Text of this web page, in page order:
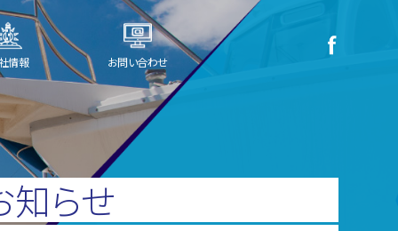
情報 お問い合わせ
知らせ